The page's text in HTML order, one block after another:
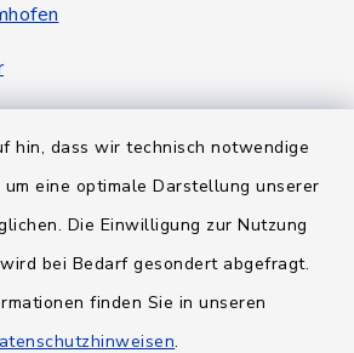
hin, dass wir technisch notwendige
um eine optimale Darstellung unserer
Die Einwilligung zur Nutzung
bei Bedarf gesondert abgefragt.
finden Sie in unseren
.
Barrierefreiheit